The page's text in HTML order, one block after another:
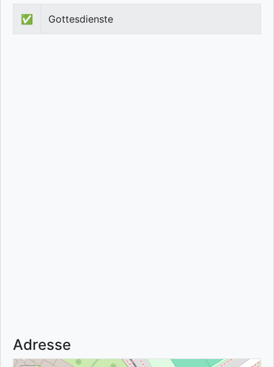
✅ Gottesdienste
Adresse